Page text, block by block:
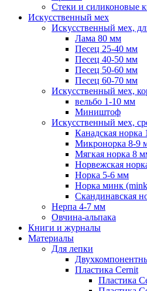
Стеки и силиконовые
Искусственный мех
Искусственный мех,
Лама 80 мм
Песец 25-40 мм
Песец 40-50 мм
Песец 50-60 мм
Песец 60-70 мм
Искусственный мех,
вельбо 1-10 мм
Миништоф
Искусственный мех,
Канадская норка
Микронорка 8-9
Мягкая норка 8
Норвежская
Норка 5-6 мм
Норка минк
Скандинавская
Нерпа 4-7 мм
Овчина-альпака
Книги и журналы
Материалы
Для лепки
Пластика Cernit
Пластика